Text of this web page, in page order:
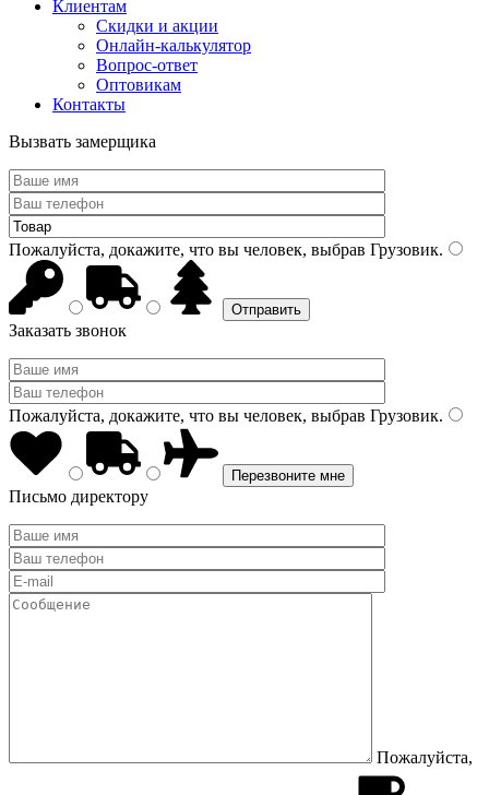
Клиентам
Скидки и акции
Онлайн-калькулятор
Вопрос-ответ
Оптовикам
Контакты
Вызвать замерщика
Пожалуйста, докажите, что вы человек, выбрав Грузовик.
Заказать звонок
Пожалуйста, докажите, что вы человек, выбрав Грузовик.
Письмо директору
Пожалуйста,